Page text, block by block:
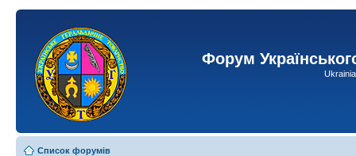
Форум
Список форумів